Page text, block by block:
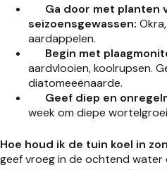
Ga door met planten
seizoensgewassen:
aardappelen.
Begin met
aardvlooien, koolrupsen.
diatomeeënaarde.
Geef diep en
week om diepe
Hoe houd ik de tuin koel in
geef vroeg in de ochtend water